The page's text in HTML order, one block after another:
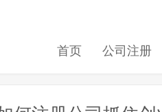
首页 公司注册